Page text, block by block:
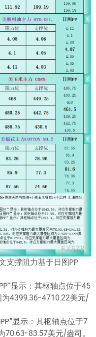
支撑阻力基于日图PP
显示：其枢轴点位于45
4399.36-4710.22美元/
显示：其枢轴点位于7
83.57美元/盎司。